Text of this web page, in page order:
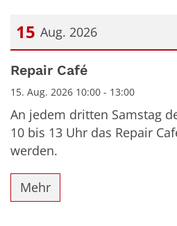
15 Aug. 2026
Datum: 15. August 2026
Repair Café
15. Aug. 2026 10:00 - 13:00
An jedem dritten Samstag
10 bis 13 Uhr das Repair
werden.
Mehr